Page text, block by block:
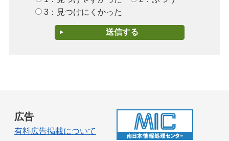
3：見つけにくかった
広告
有料広告掲載について